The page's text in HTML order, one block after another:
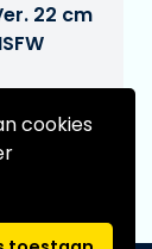
cookies
22 cm